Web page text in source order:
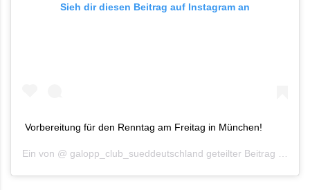
Sieh dir diesen Beitrag auf Instagram an
Vorbereitung für den Renntag am Freitag in München!
Ein von @ galopp_club_sueddeutschland geteilter Beitrag am